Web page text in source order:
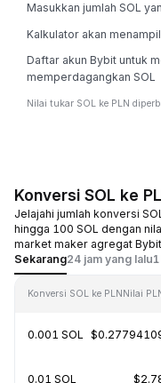
Masukkan jumlah SOL
Kalkulator akan
Daftar akun Bybit untuk
memperdagangkan SOL
Nilai tukar SOL ke PLN
Konversi SOL ke
Jelajahi jumlah konversi
hingga 100 SOL dengan
market maker agregat
Sekarang24 jam yang lalu
Konversi SOL ke PLNNilai
0.001 SOL
0.01 SOL